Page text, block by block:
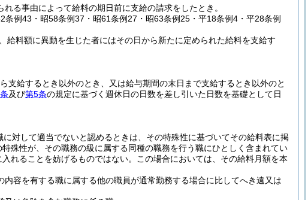
る事由によって給料の期日前に支給の請求をしたとき。
例43・昭58条例37・昭61条例27・昭63条例25・平18条例4・平28条例
料額に異動を生じた者にはその日から新たに定められた給料を支給す
支給するとき以外のとき、又は給与期間の末日まで支給するとき以外のと
及び第5条の規定に基づく週休日の日数を差し引いた日数を基礎として日
に対して適当でないと認めるときは、その特殊性に基づいてその給料表に掲
特殊性が、その職務の級に属する同種の職務を行う職にひとしく含まれてい
れることを妨げるものではない。
この場合においては、その給料月額を本
容を有する職に属する他の職員が通常勤務する場合に比してへき遠又は